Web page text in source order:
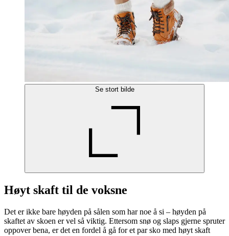
Se stort bilde
Høyt skaft til de voksne
Det er ikke bare høyden på sålen som har noe å si – høyden på
skaftet av skoen er vel så viktig. Ettersom snø og slaps gjerne spruter
oppover bena, er det en fordel å gå for et par sko med høyt skaft